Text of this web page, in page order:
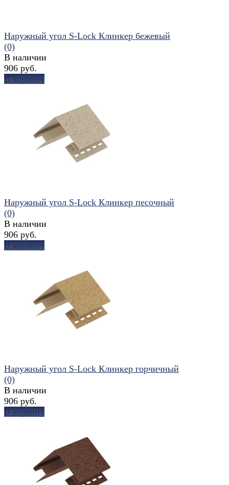
избранное сравнить
Наружный угол S-Lock Клинкер бежевый
(0)
В наличии
906 руб.
В корзину
избранное сравнить
Наружный угол S-Lock Клинкер песочный
(0)
В наличии
906 руб.
В корзину
избранное сравнить
Наружный угол S-Lock Клинкер горчичный
(0)
В наличии
906 руб.
В корзину